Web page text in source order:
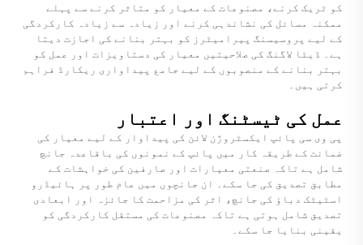
کو ٹریک کرنے، مصنوعات کے معیار کو متاثر کرنے سے پہلے
ممکنہ مسائل کی نشاندہی کرنے اور زیادہ سے زیادہ کارکردگی
کے لیے پروسیسنگ پیرامیٹرز کو بہتر بنانے کی اجازت دیتا
ہے۔ ڈیٹا لاگنگ کی صلاحیتیں معیار کی دستاویزات اور عمل کو
بہتر بنانے کے منصوبوں کے لیے جامع پیداواری ریکارڈ فراہم
کرتی ہیں۔
عمل کی ٹیسٹنگ اور اعتبار
پی وی سی پائپ ایکسٹروژن لائن کی پیداوار کے لیے معیار کی
ضمانت کے طریقہ کار میں پائپ کے نمونوں کی باقاعدہ جانچ
شامل ہے تاکہ صنعتی معیارات اور صارفین کی خواہشات کے
مطابق تصدیق کی جا سکے۔ ان جانچوں میں عام طور پر ہائیڈرو
اسٹیٹک دباؤ کی جانچ، اثر کی مزاحمت کا جائزہ اور ابعادی
تصدیق شامل ہوتی ہے تاکہ مصنوعات کی مستقل کارکردگی کو
یقینی بنایا جا سکے۔